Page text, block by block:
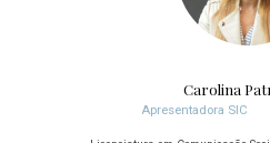
Carolina
Apresentadora SIC